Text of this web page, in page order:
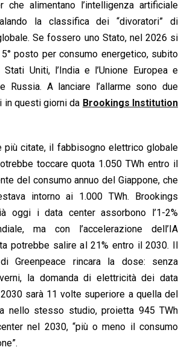
n
k
e
d
I
e
a
d
s
a
l
p
y
L
i
n
k
i
n
t
che alimentano l’intelligenza artificiale
la classifica dei “divoratori” di
Se fossero uno Stato, nel 2026 si
posto per consumo energetico, subito
Uniti, l’India e l’Unione Europea e
Russia. A lanciare l’allarme sono due
in questi giorni da Brookings Institution
più citate, il fabbisogno elettrico globale
toccare quota 1.050 TWh entro il
del consumo annuo del Giappone, che
intorno ai 1.000 TWh. Brookings
oggi i data center assorbono l’1-2%
ma con l’accelerazione dell’IA
potrebbe salire al 21% entro il 2030. Il
Greenpeace rincara la dose: senza
la domanda di elettricità dei data
sarà 11 volte superiore a quella del
nello stesso studio, proietta 945 TWh
nel 2030, “più o meno il consumo